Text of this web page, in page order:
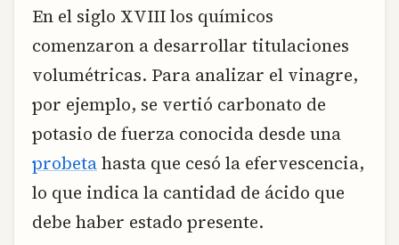
En el siglo XVIII los químicos
comenzaron a desarrollar titulaciones
volumétricas. Para analizar el vinagre,
por ejemplo, se vertió carbonato de
potasio de fuerza conocida desde una
probetahasta que cesó la efervescencia,
lo que indica la cantidad de ácido que
debe haber estado presente.